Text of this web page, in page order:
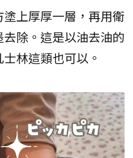
上厚厚一層，再用衛
除。這是以油去油的
林這類也可以。